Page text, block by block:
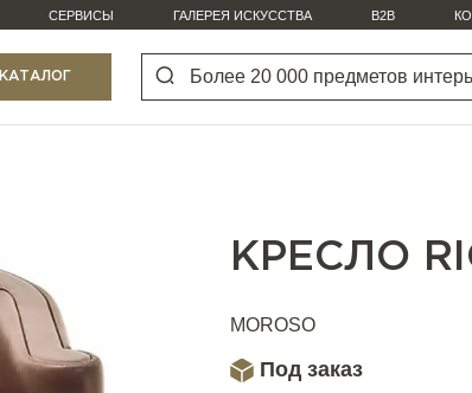
СЕРВИСЫ ГАЛЕРЕЯ ИСКУССТВА B2B
КАТАЛОГ
КРЕСЛО
MOROSO
Под заказ